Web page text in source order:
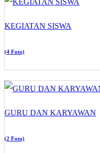
KEGIATAN SISWA
(4 Foto)
GURU DAN KARYAWAN
(2 Foto)